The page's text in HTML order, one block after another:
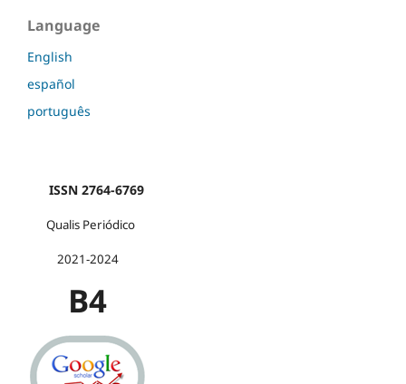
Language
English
español
português
ISSN 2764-6769
Qualis Periódico
2021-2024
B4